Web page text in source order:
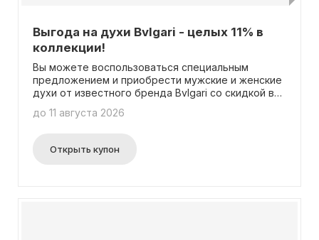
Выгода на духи Bvlgari - целых 11% в
коллекции!
Вы можете воспользоваться специальным
предложением и приобрести мужские и женские
духи от известного бренда Bvlgari со скидкой в
товары в корзину, и скидка будет автоматически
промокод. Таким образом, вы можете
насладиться ароматами высочайшего качества
до 11 августа 2026
Открыть купон